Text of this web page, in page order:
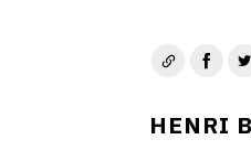
HENRI